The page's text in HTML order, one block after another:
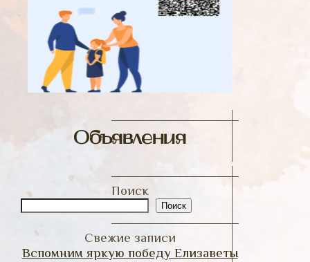
Объявления
Поиск
Поиск
Свежие записи
Вспомним яркую победу Елизаветы